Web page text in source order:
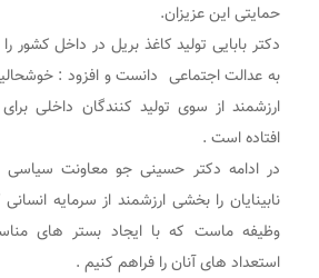
حمایتی این عزیزان.
دکتر بابایی تولید کاغذ بریل در داخل کشور
به عدالت اجتماعی دانست و افزود :
ارزشمند از سوی تولید کنندگان داخلی برای
افتاده است .
در ادامه دکتر حسینی جو معاونت سیاسی
نابینایان را بخشی ارزشمند از سرمایه
وظیفه ماست که با ایجاد بستر های
استعداد های آنان را فراهم کنیم .